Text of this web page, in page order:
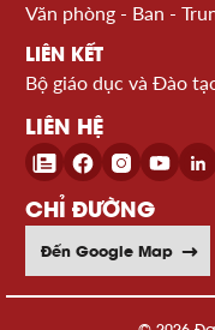
Văn phòng - Ban -
LIÊN KẾT
Bộ giáo dục và Đào
LIÊN HỆ
CHỈ ĐƯỜNG
Đến Google Map